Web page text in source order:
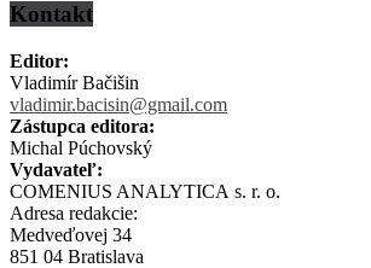
Kontakt
Editor:
Vladimír Bačišin
vladimir.bacisin@gmail.com
Zástupca editora:
Michal Púchovský
Vydavateľ:
COMENIUS ANALYTICA s. r. o.
Adresa redakcie:
Medveďovej 34
851 04 Bratislava